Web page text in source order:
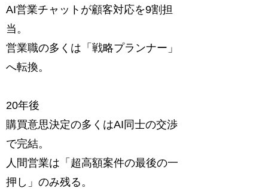
AI営業チャットが顧客対応を9割担
当。
営業職の多くは「戦略プランナー」
へ転換。
20年後
購買意思決定の多くはAI同士の交渉
で完結。
人間営業は「超高額案件の最後の一
押し」のみ残る。